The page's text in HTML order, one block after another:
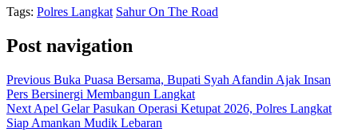
Tags: Polres Langkat Sahur On The Road
Post navigation
Previous Buka Puasa Bersama, Bupati Syah Afandin Ajak Insan
Pers Bersinergi Membangun Langkat
Next Apel Gelar Pasukan Operasi Ketupat 2026, Polres Langkat
Siap Amankan Mudik Lebaran